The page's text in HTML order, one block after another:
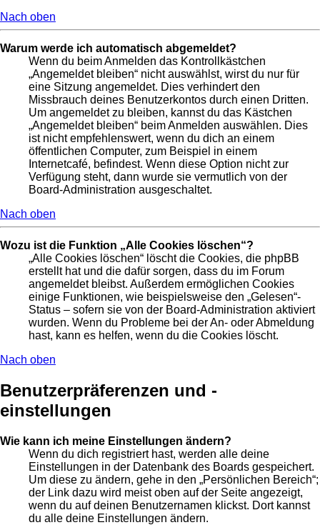
Nach oben
Warum werde ich automatisch abgemeldet?
Wenn du beim Anmelden das Kontrollkästchen
„Angemeldet bleiben“ nicht auswählst, wirst du nur für
eine Sitzung angemeldet. Dies verhindert den
Missbrauch deines Benutzerkontos durch einen Dritten.
Um angemeldet zu bleiben, kannst du das Kästchen
„Angemeldet bleiben“ beim Anmelden auswählen. Dies
ist nicht empfehlenswert, wenn du dich an einem
öffentlichen Computer, zum Beispiel in einem
Internetcafé, befindest. Wenn diese Option nicht zur
Verfügung steht, dann wurde sie vermutlich von der
Board-Administration ausgeschaltet.
Nach oben
Wozu ist die Funktion „Alle Cookies löschen“?
„Alle Cookies löschen“ löscht die Cookies, die phpBB
erstellt hat und die dafür sorgen, dass du im Forum
angemeldet bleibst. Außerdem ermöglichen Cookies
einige Funktionen, wie beispielsweise den „Gelesen“-
Status – sofern sie von der Board-Administration aktiviert
wurden. Wenn du Probleme bei der An- oder Abmeldung
hast, kann es helfen, wenn du die Cookies löscht.
Nach oben
Benutzerpräferenzen und -
einstellungen
Wie kann ich meine Einstellungen ändern?
Wenn du dich registriert hast, werden alle deine
Einstellungen in der Datenbank des Boards gespeichert.
Um diese zu ändern, gehe in den „Persönlichen Bereich“;
der Link dazu wird meist oben auf der Seite angezeigt,
wenn du auf deinen Benutzernamen klickst. Dort kannst
du alle deine Einstellungen ändern.